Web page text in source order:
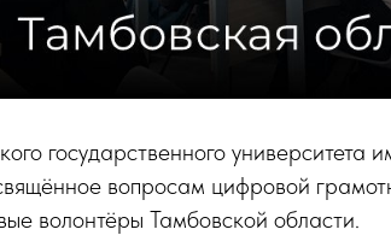
государственного
вопросам цифровой
волонтёры Тамбовской области.